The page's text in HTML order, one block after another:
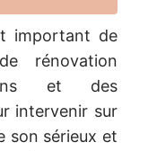
important de
rénovation
et des
intervenir sur
son sérieux et